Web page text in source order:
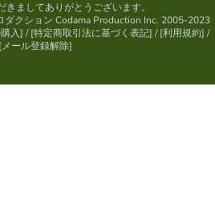
きましてありがとうございます。
ダクション Codama Production Inc. 2005-2023
入] / [特定商取引法に基づく表記] / [利用規約] /
[メール登録解除]